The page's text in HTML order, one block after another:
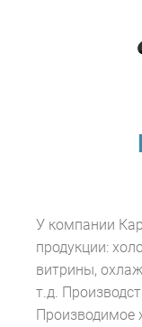
У компании
продукции:
витрины,
т.д.
Производимое